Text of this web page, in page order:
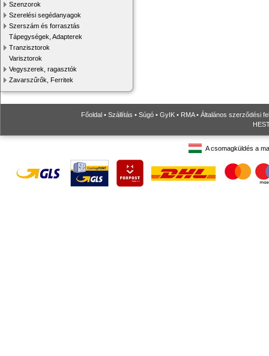
Szenzorok
Szerelési segédanyagok
Szerszám és forrasztás
Tápegységek, Adapterek
Tranzisztorok
Varisztorok
Vegyszerek, ragasztók
Zavarszűrők, Ferritek
Főoldal • Szállítás • Súgó • GyIK • RMA• Általános szerződési
A csomagküldés a